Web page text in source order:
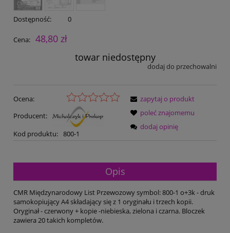
Dostępność: 0
Cena: 48,80 zł
towar niedostępny
dodaj do przechowalni
Ocena:
Producent:
Kod produktu: 800-1
zapytaj o produkt
poleć znajomemu
dodaj opinię
Opis
CMR Międzynarodowy List Przewozowy symbol: 800-1 o+3k - druk
samokopiujący A4 składający się z 1 oryginału i trzech kopii.
Oryginał - czerwony + kopie -niebieska, zielona i czarna. Bloczek
zawiera 20 takich kompletów.